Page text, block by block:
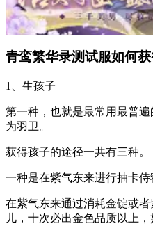
青鸾繁华录测试服如何
1、生孩子
第一种，也就是最常用最普
为羽卫。
获得孩子的途径一共有三种。
一种是在紫气东来进行抽卡侍
在紫气东来通过消耗金锭或
儿，十次必出金色品质以上